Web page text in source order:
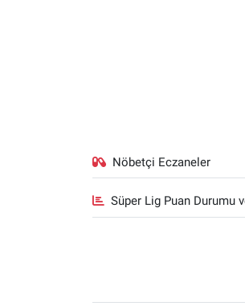
Nöbetçi Eczaneler
Süper Lig Puan Durumu